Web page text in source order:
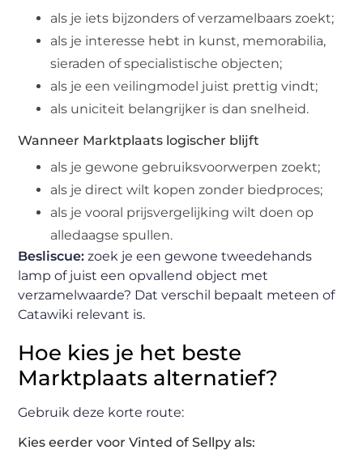
als je iets bijzonders of verzamelbaars zoekt;
als je interesse hebt in kunst, memorabilia,
sieraden of specialistische objecten;
als je een veilingmodel juist prettig vindt;
als uniciteit belangrijker is dan snelheid.
Wanneer Marktplaats logischer blijft
als je gewone gebruiksvoorwerpen zoekt;
als je direct wilt kopen zonder biedproces;
als je vooral prijsvergelijking wilt doen op
alledaagse spullen.
Besliscue: zoek je een gewone tweedehands
lamp of juist een opvallend object met
verzamelwaarde? Dat verschil bepaalt meteen of
Catawiki relevant is.
Hoe kies je het beste
Marktplaats alternatief?
Gebruik deze korte route:
Kies eerder voor Vinted of Sellpy als: